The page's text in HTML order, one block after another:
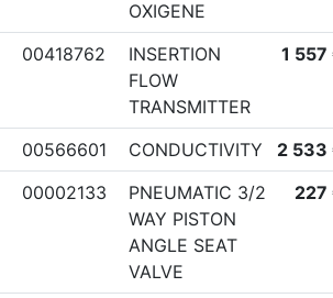
OXIGENE
00418762
INSERTION
FLOW
TRANSMITTER
1 557
00566601 CONDUCTIVITY
2 533
00002133
PNEUMATIC 3/2
WAY PISTON
ANGLE SEAT
VALVE
227